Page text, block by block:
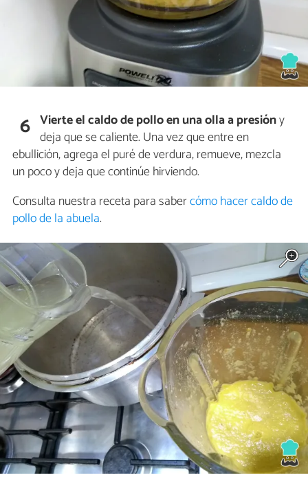
6 Vierte el caldo de pollo en una olla a presióny
deja que se caliente. Una vez que entre en
ebullición, agrega el puré de verdura, remueve, mezcla
un poco y deja que continúe hirviendo.
Consulta nuestra receta para sabercómo hacer caldo de
pollo de la abuela.